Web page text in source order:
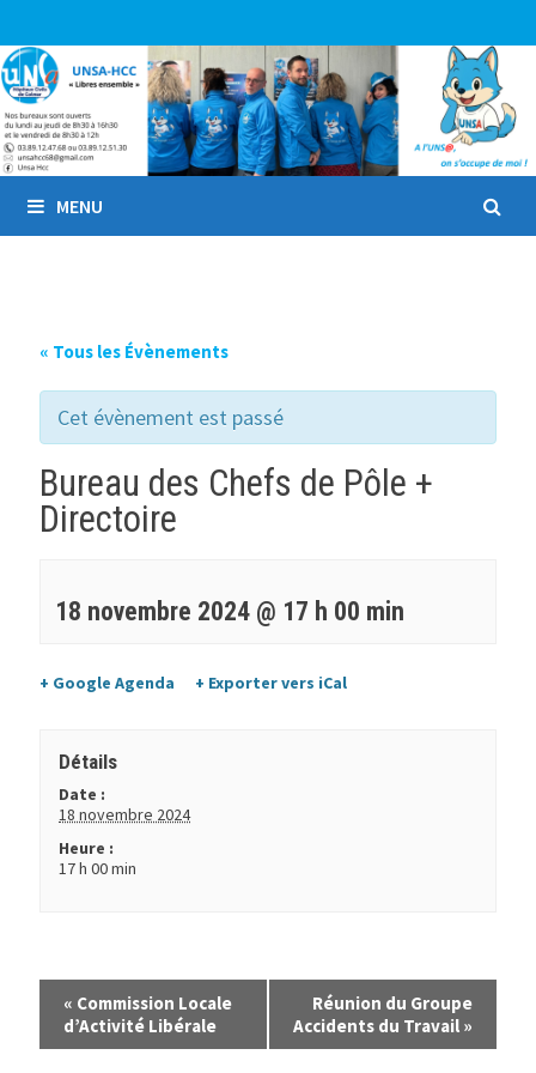
au
contenu
MENU
« Tous les Évènements
Cet évènement est passé
Bureau des Chefs de Pôle +
Directoire
18 novembre 2024 @ 17 h 00 min
+ Google Agenda + Exporter vers iCal
Détails
Date :
18 novembre 2024
Heure :
17 h 00 min
« Commission Locale
d’Activité Libérale
Réunion du Groupe
Accidents du Travail »